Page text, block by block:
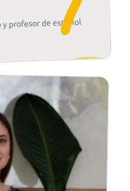
profesor de español